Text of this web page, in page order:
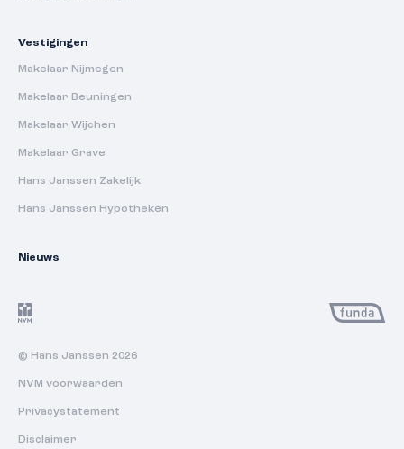
Vestigingen
Makelaar Nijmegen
Makelaar Beuningen
Makelaar Wijchen
Makelaar Grave
Hans Janssen Zakelijk
Hans Janssen Hypotheken
Nieuws
© Hans Janssen 2026
NVM voorwaarden
Privacystatement
Disclaimer